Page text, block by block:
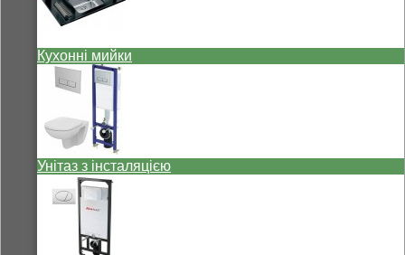
Кухонні мийки
Унітаз з інсталяцією